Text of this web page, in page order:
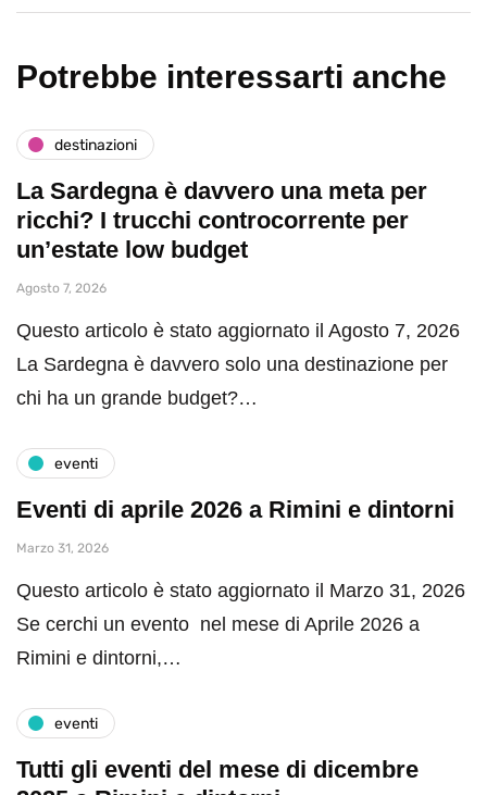
Potrebbe interessarti anche
destinazioni
La Sardegna è davvero una meta per
ricchi? I trucchi controcorrente per
un’estate low budget
Agosto 7, 2026
Questo articolo è stato aggiornato il Agosto 7, 2026
La Sardegna è davvero solo una destinazione per
chi ha un grande budget?…
eventi
Eventi di aprile 2026 a Rimini e dintorni
Marzo 31, 2026
Questo articolo è stato aggiornato il Marzo 31, 2026
Se cerchi un evento nel mese di Aprile 2026 a
Rimini e dintorni,…
eventi
Tutti gli eventi del mese di dicembre